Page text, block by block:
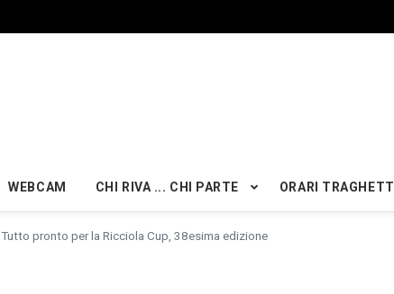
WEBCAM CHI RIVA ... CHI PARTE ORARI TRAGHETTI
Tutto pronto per la Ricciola Cup, 38esima edizione